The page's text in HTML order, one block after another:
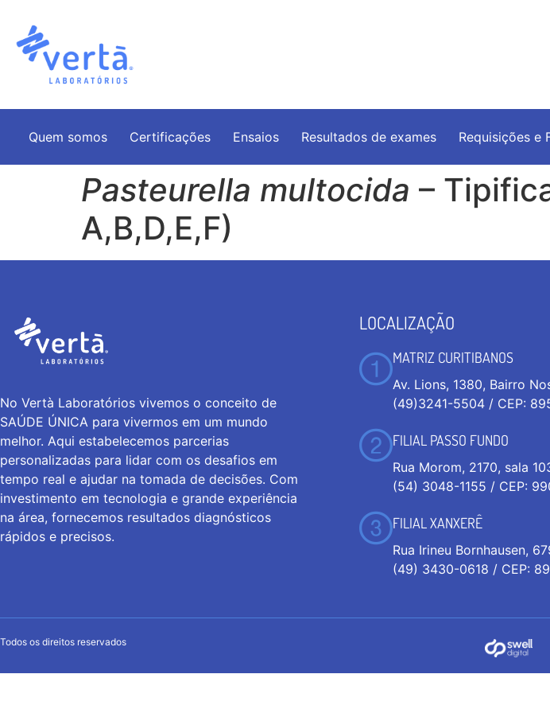
Quem somos Certificações Ensaios Resultados de exames Requisições e
Pasteurella multocida –
A,B,D,E,F)
No Vertà Laboratórios vivemos o conceito de
SAÚDE ÚNICA para vivermos em um mundo
melhor. Aqui estabelecemos parcerias
personalizadas para lidar com os desafios em
tempo real e ajudar na tomada de decisões. Com
investimento em tecnologia e grande experiência
na área, fornecemos resultados diagnósticos
rápidos e precisos.
LOCALIZAÇÃO
MATRIZ CURITIBANOS
Av. Lions, 1380, Bairro
(49)3241-5504 / CEP:
FILIAL PASSO FUNDO
Rua Morom, 2170, sala
(54) 3048-1155 / CEP:
FILIAL XANXERÊ
Rua Irineu Bornhausen,
(49) 3430-0618 / CEP:
Todos os direitos reservados